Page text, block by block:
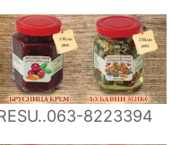
8223394